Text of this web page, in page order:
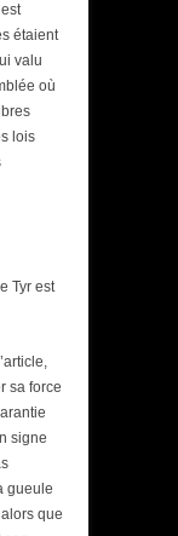
étaient
valu
où
lois
Tyr est
sa force
signe
gueule
que